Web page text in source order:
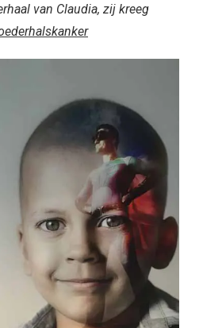
van Claudia, zij kreeg